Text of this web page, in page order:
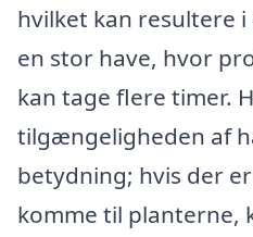
hvilket kan resultere
en stor have, hvor
kan tage flere timer.
tilgængeligheden af
betydning; hvis der
komme til planterne,